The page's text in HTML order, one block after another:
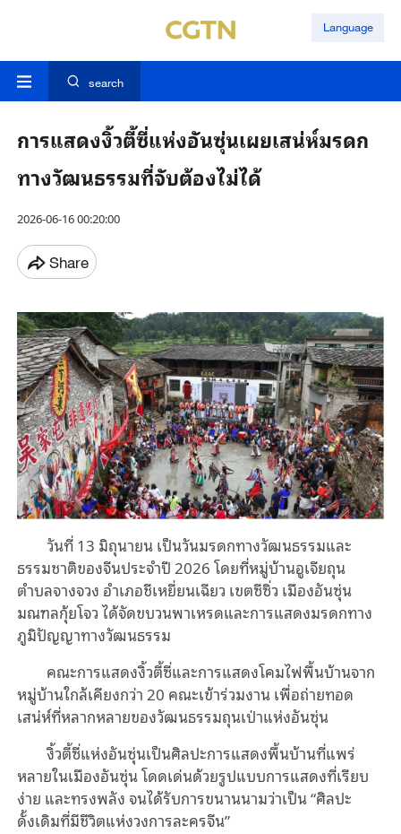
Language
search
การแสดงงิ้วตี้ซี่แห่งอันซุ่นเผยเสน่ห์มรดก
ทางวัฒนธรรมที่จับต้องไม่ได้
2026-06-16 00:20:00
Share
วันที่ 13 มิถุนายน เป็นวันมรดกทางวัฒนธรรมและ
ธรรมชาติของจีนประจำปี 2026 โดยที่หมู่บ้านอูเจียถุน
ตำบลจางจวง อำเภอชีเหยี่ยนเฉียว เขตซีซิ่ว เมืองอันซุ่น
มณฑลกุ้ยโจว ได้จัดขบวนพาเหรดและการแสดงมรดกทาง
ภูมิปัญญาทางวัฒนธรรม
คณะการแสดงงิ้วตี้ซี่และการแสดงโคมไฟพื้นบ้านจาก
หมู่บ้านใกล้เคียงกว่า 20 คณะเข้าร่วมงาน เพื่อถ่ายทอด
เสน่ห์ที่หลากหลายของวัฒนธรรมถุนเป่าแห่งอันซุ่น
งิ้วตี้ซี่แห่งอันซุ่นเป็นศิลปะการแสดงพื้นบ้านที่แพร่
หลายในเมืองอันซุ่น โดดเด่นด้วยรูปแบบการแสดงที่เรียบ
ง่าย และทรงพลัง จนได้รับการขนานนามว่าเป็น “ศิลปะ
ดั้งเดิมที่มีชีวิตแห่งวงการละครจีน”